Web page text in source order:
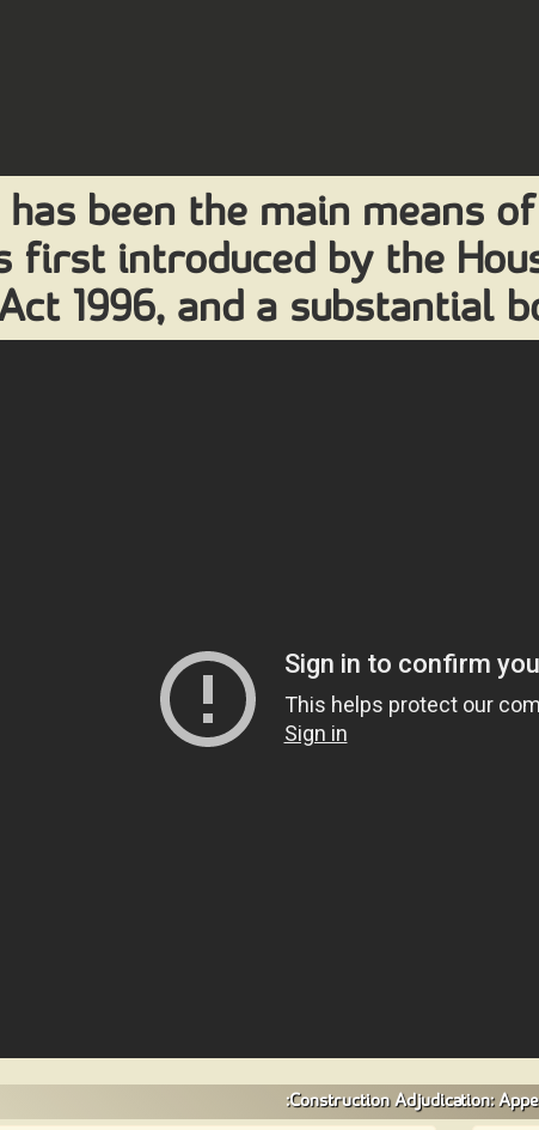
been the main means
first introduced by the
1996, and a substantial